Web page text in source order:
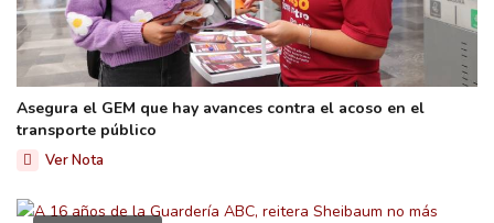
Asegura el GEM que hay avances contra el acoso en el
transporte público
Ver Nota